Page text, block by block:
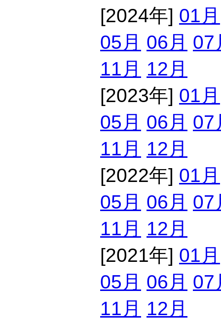
[2024年] 01月
05月 06月 07
11月 12月
[2023年] 01月
05月 06月 07
11月 12月
[2022年] 01月
05月 06月 07
11月 12月
[2021年] 01月
05月 06月 07
11月 12月